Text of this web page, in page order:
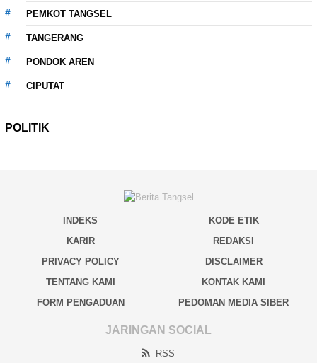
PEMKOT TANGSEL
TANGERANG
PONDOK AREN
CIPUTAT
POLITIK
INDEKS
KODE ETIK
KARIR
REDAKSI
PRIVACY POLICY
DISCLAIMER
TENTANG KAMI
KONTAK KAMI
FORM PENGADUAN
PEDOMAN MEDIA SIBER
JARINGAN SOCIAL
RSS